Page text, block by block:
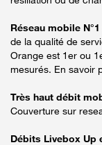
Réseau mobile N°1
de la qualité de
Orange est 1er ou
mesurés. En savoir
Très haut débit
Couverture sur
Débits Livebox Up